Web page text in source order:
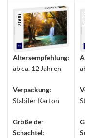
Altersempfehlung:
ab ca. 12 Jahren
Verpackung:
Stabiler Karton
Größe der
Schachtel: